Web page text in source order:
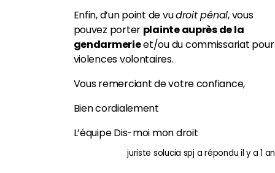
Enfin, d’un point de vudroit pénal, vous
pouvez porter plainte auprès de la
gendarmerieet/ou du commissariat pour
violences volontaires.
Vous remerciant de votre confiance,
Bien cordialement
L’équipe Dis-moi mon droit
juriste solucia spj a répondu il y a 1 an